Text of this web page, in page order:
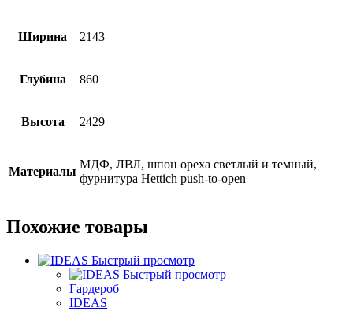
Ширина 2143
Глубина 860
Высота 2429
Материалы
МДФ, ЛВЛ, шпон ореха светлый и темный,
фурнитура Hettich push-to-open
Похожие товары
Быстрый просмотр
Быстрый просмотр
Гардероб
IDEAS